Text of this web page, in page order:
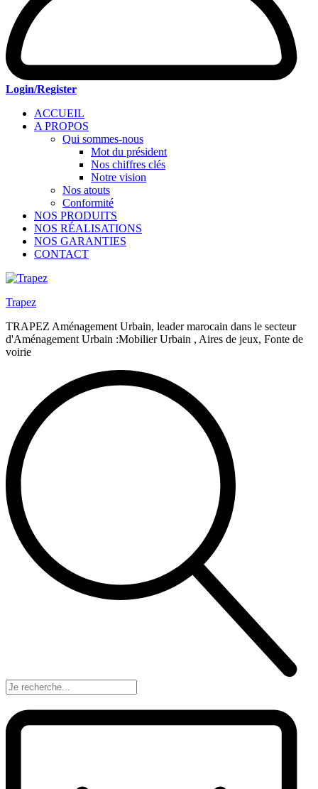
Login/Register
ACCUEIL
A PROPOS
Qui sommes-nous
Mot du président
Nos chiffres clés
Notre vision
Nos atouts
Conformité
NOS PRODUITS
NOS RÉALISATIONS
NOS GARANTIES
CONTACT
Trapez
TRAPEZ Aménagement Urbain, leader marocain dans le secteur
d'Aménagement Urbain :Mobilier Urbain , Aires de jeux, Fonte de
voirie